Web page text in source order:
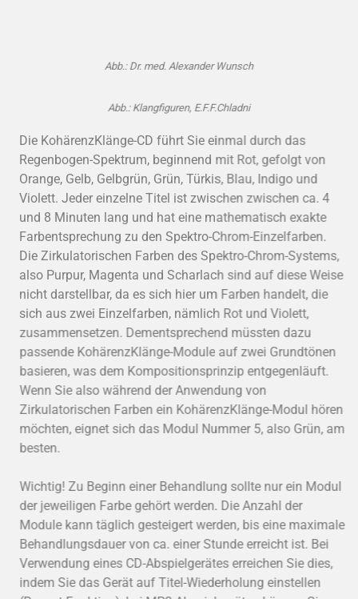
Abb.: Dr. med. Alexander Wunsch
Abb.: Klangfiguren, E.F.F.Chladni
Die KohärenzKlänge-CD führt Sie einmal durch das
Regenbogen-Spektrum, beginnend mit Rot, gefolgt von
Orange, Gelb, Gelbgrün, Grün, Türkis, Blau, Indigo und
Violett. Jeder einzelne Titel ist zwischen zwischen ca. 4
und 8 Minuten lang und hat eine mathematisch exakte
Farbentsprechung zu den Spektro-Chrom-Einzelfarben.
Die Zirkulatorischen Farben des Spektro-Chrom-Systems,
also Purpur, Magenta und Scharlach sind auf diese Weise
nicht darstellbar, da es sich hier um Farben handelt, die
sich aus zwei Einzelfarben, nämlich Rot und Violett,
zusammensetzen. Dementsprechend müssten dazu
passende KohärenzKlänge-Module auf zwei Grundtönen
basieren, was dem Kompositionsprinzip entgegenläuft.
Wenn Sie also während der Anwendung von
Zirkulatorischen Farben ein KohärenzKlänge-Modul hören
möchten, eignet sich das Modul Nummer 5, also Grün, am
besten.
Wichtig! Zu Beginn einer Behandlung sollte nur ein Modul
der jeweiligen Farbe gehört werden. Die Anzahl der
Module kann täglich gesteigert werden, bis eine maximale
Behandlungsdauer von ca. einer Stunde erreicht ist. Bei
Verwendung eines CD-Abspielgerätes erreichen Sie dies,
indem Sie das Gerät auf Titel-Wiederholung einstellen